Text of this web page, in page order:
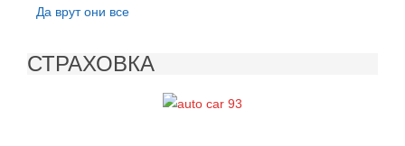
Да врут они все
СТРАХОВКА